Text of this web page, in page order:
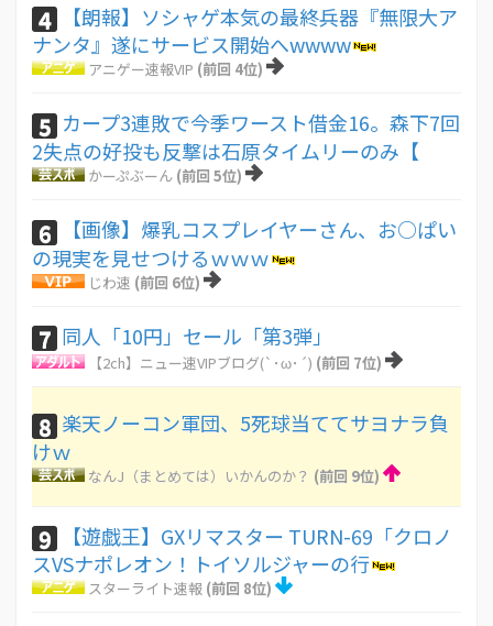
4
【朗報】ソシャゲ本気の最終兵器『無限大ア
ナンタ』遂にサービス開始へwwww
アニゲー速報VIP (前回 4位)
5 カープ3連敗で今季ワースト借金16。森下7回
2失点の好投も反撃は石原タイムリーのみ【
かーぷぶーん (前回 5位)
6
【画像】爆乳コスプレイヤーさん、お○ぱい
の現実を見せつけるｗｗｗ
じわ速 (前回 6位)
7 同人「10円」セール「第3弾」
【2ch】ニュー速VIPブログ(`･ω･´) (前回 7位)
8 楽天ノーコン軍団、5死球当ててサヨナラ負
けｗ
なんJ（まとめては）いかんのか？ (前回 9位)
9
【遊戯王】GXリマスター TURN-69「クロノ
スVSナポレオン！トイソルジャーの行
スターライト速報 (前回 8位)